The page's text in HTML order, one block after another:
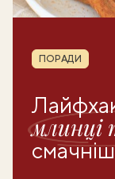
Рубрика
ПОРАДИ
млинці